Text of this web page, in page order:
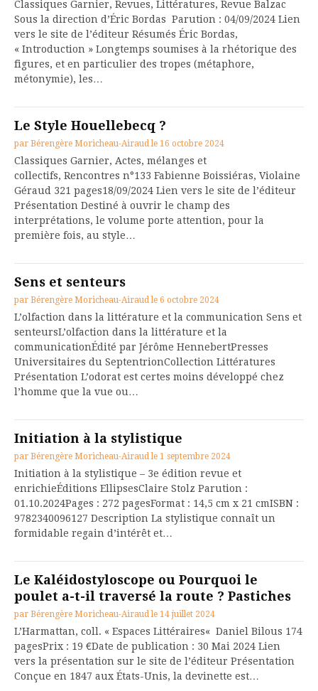
Classiques Garnier, Revues, Littératures, Revue Balzac
Sous la direction d’Éric Bordas Parution : 04/09/2024 Lien
vers le site de l’éditeur Résumés Éric Bordas,
« Introduction » Longtemps soumises à la rhétorique des
figures, et en particulier des tropes (métaphore,
métonymie), les…
Le Style Houellebecq ?
par Bérengère Moricheau-Airaud le 16 octobre 2024
Classiques Garnier, Actes, mélanges et
collectifs, Rencontres n°133 Fabienne Boissiéras, Violaine
Géraud 321 pages18/09/2024 Lien vers le site de l’éditeur
Présentation Destiné à ouvrir le champ des
interprétations, le volume porte attention, pour la
première fois, au style…
Sens et senteurs
par Bérengère Moricheau-Airaud le 6 octobre 2024
L’olfaction dans la littérature et la communication Sens et
senteursL’olfaction dans la littérature et la
communicationÉdité par Jérôme HennebertPresses
Universitaires du SeptentrionCollection Littératures
Présentation L’odorat est certes moins développé chez
l’homme que la vue ou…
Initiation à la stylistique
par Bérengère Moricheau-Airaud le 1 septembre 2024
Initiation à la stylistique – 3e édition revue et
enrichieÉditions EllipsesClaire Stolz Parution :
01.10.2024Pages : 272 pagesFormat : 14,5 cm x 21 cmISBN :
9782340096127 Description La stylistique connaît un
formidable regain d’intérêt et…
Le Kaléidostyloscope ou Pourquoi le
poulet a-t-il traversé la route ? Pastiches
par Bérengère Moricheau-Airaud le 14 juillet 2024
L’Harmattan, coll. « Espaces Littéraires« Daniel Bilous 174
pagesPrix : 19 €Date de publication : 30 Mai 2024 Lien
vers la présentation sur le site de l’éditeur Présentation
Conçue en 1847 aux États-Unis, la devinette est…